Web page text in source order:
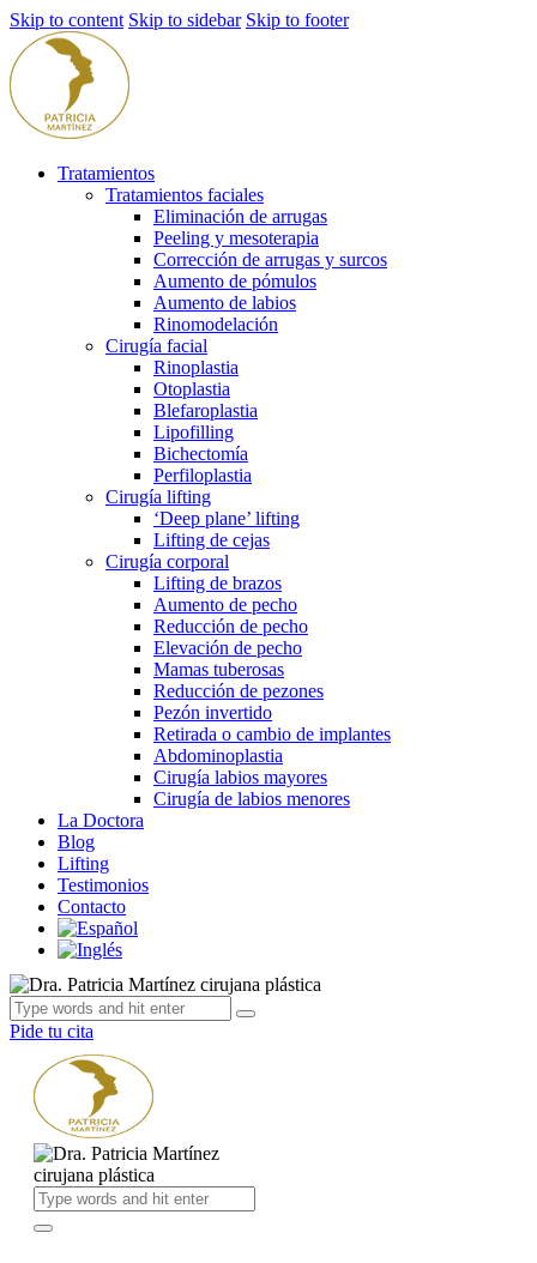
Skip to content Skip to sidebar Skip to footer
Tratamientos
Tratamientos faciales
Eliminación de arrugas
Peeling y mesoterapia
Corrección de arrugas y surcos
Aumento de pómulos
Aumento de labios
Rinomodelación
Cirugía facial
Rinoplastia
Otoplastia
Blefaroplastia
Lipofilling
Bichectomía
Perfiloplastia
Cirugía lifting
‘Deep plane’ lifting
Lifting de cejas
Cirugía corporal
Lifting de brazos
Aumento de pecho
Reducción de pecho
Elevación de pecho
Mamas tuberosas
Reducción de pezones
Pezón invertido
Retirada o cambio de implantes
Abdominoplastia
Cirugía labios mayores
Cirugía de labios menores
La Doctora
Blog
Lifting
Testimonios
Contacto
Pide tu cita